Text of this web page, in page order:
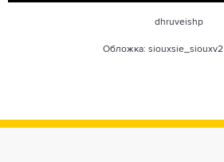
dhruveishp
Обложка: siouxsie_siouxv2